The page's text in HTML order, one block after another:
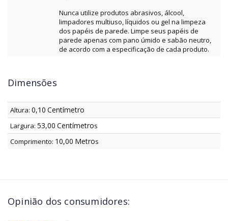
Nunca utilize produtos abrasivos, álcool,
limpadores multiuso, líquidos ou gel na limpeza
dos papéis de parede. Limpe seus papéis de
parede apenas com pano úmido e sabão neutro,
de acordo com a especificação de cada produto.
Dimensões
Altura: 0,10 Centímetro
Largura: 53,00 Centímetros
Comprimento: 10,00 Metros
Opinião dos consumidores: